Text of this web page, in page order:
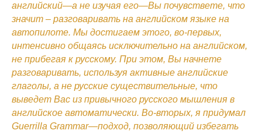
английский—а не изучая его—Вы почувствете, что
значит – разговаривать на английском языке на
автопилоте. Мы достигаем этого, во-первых,
интенсивно общаясь исключительно на английском,
не прибегая к русскому. При этом, Вы начнете
разговаривать, используя активные английские
глаголы, а не русские существительные, что
выведет Вас из привычного русского мышления в
английское автоматически. Во-вторых, я придумал
Guerrilla Grammar—подход, позволяющий избегать